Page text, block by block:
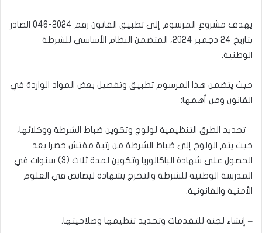
يهدف مشروع المرسوم إلى تطبيق القانون رقم 2024-046 الصادر
بتاريخ 24 دجمبر 2024، المتضمن النظام الأساسي للشرطة
الوطنية.
حيث يتضمن هذا المرسوم تطبيق وتفصيل بعض المواد الواردة في
القانون ومن أهمها:
– تحديد الطرق التنظيمية لولوج وتكوين ضباط الشرطة ووكلائها،
حيث يتم الولوج إلى ضباط الشرطة من رتبة مفتش حصرا بعد
الحصول على شهادة الباكالوريا وتكوين لمدة ثلاث (3) سنوات في
المدرسة الوطنية للشرطة والتخرج بشهادة ليصانص في العلوم
الأمنية والقانونية.
– إنشاء لجنة للتقدمات وتحديد تنظيمها وصلاحيتها.